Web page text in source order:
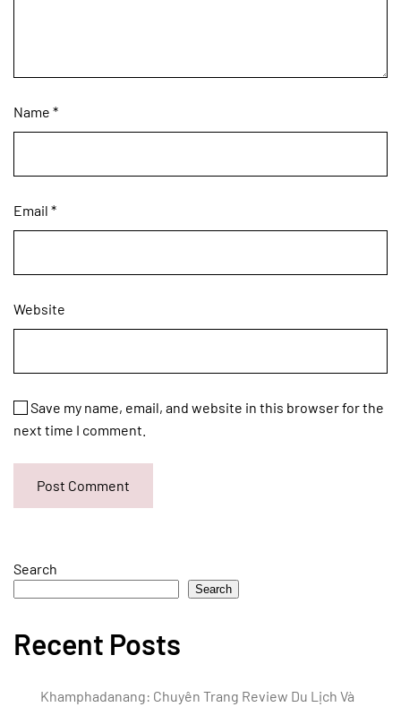
Name *
Email *
Website
Save my name, email, and website in this browser for the
next time I comment.
Post Comment
Search
Search
Recent Posts
Khamphadanang: Chuyên Trang Review Du Lịch Và